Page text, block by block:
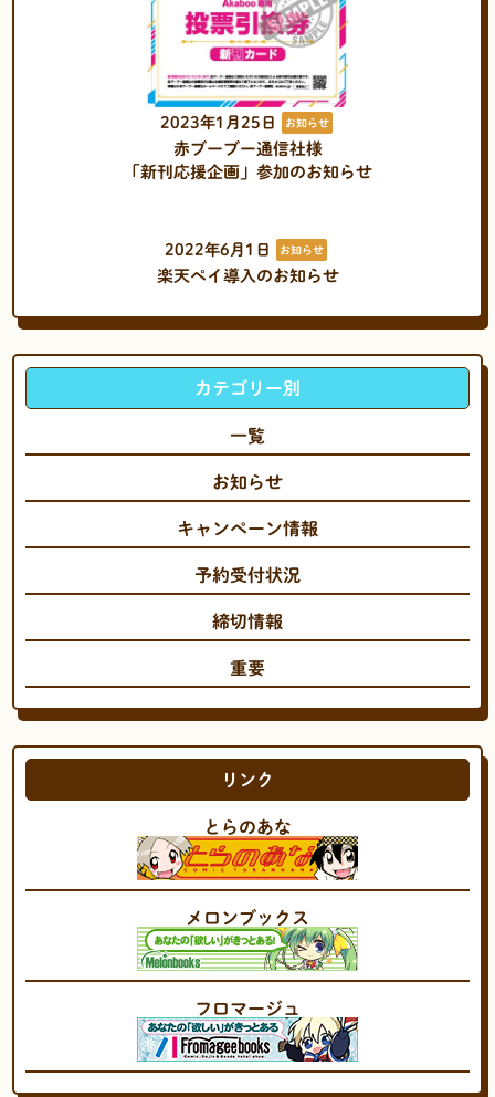
2023年1月25日 お知らせ
赤ブーブー通信社様
「新刊応援企画」参加のお知らせ
2022年6月1日 お知らせ
楽天ペイ導入のお知らせ
カテゴリー別
一覧
お知らせ
キャンペーン情報
予約受付状況
締切情報
重要
リンク
とらのあな
メロンブックス
フロマージュ